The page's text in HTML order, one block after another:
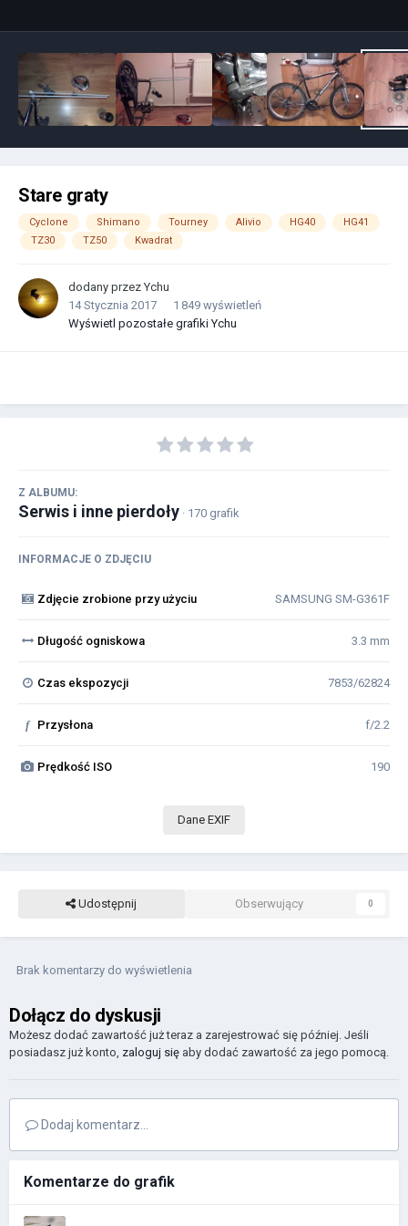
Stare graty
Cyclone Shimano Tourney Alivio HG40
HG41
TZ30
TZ50 Kwadrat
dodany przez Ychu
14 Stycznia 2017
1 849 wyświetleń
Wyświetl pozostałe grafiki Ychu
Z ALBUMU:
Serwis i inne pierdoły · 170 grafik
INFORMACJE O ZDJĘCIU
Zdjęcie zrobione przy użyciu SAMSUNG SM-G361F
Długość ogniskowa 3.3 mm
Czas ekspozycji 7853/62824
f Przysłona f/2.2
Prędkość ISO 190
Dane EXIF
Udostępnij Obserwujący 0
Brak komentarzy do wyświetlenia
Dołącz do dyskusji
Możesz dodać zawartość już teraz a zarejestrować się później. Jeśli
posiadasz już konto, zaloguj się aby dodać zawartość za jego pomocą.
Dodaj komentarz...
Komentarze do grafik